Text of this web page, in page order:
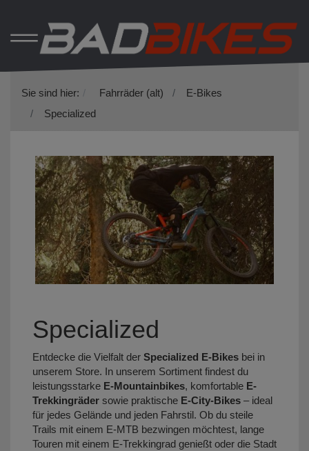
Sie sind hier: Fahrräder (alt)
E-Bikes
Specialized
Specialized
Entdecke die Vielfalt der Specialized E-Bikes bei in
unserem Store. In unserem Sortiment findest du
leistungsstarke E-Mountainbikes, komfortable E-
Trekkingräder sowie praktische E-City-Bikes – ideal
für jedes Gelände und jeden Fahrstil. Ob du steile
Trails mit einem E-MTB bezwingen möchtest, lange
Touren mit einem E-Trekkingrad genießt oder die Stadt